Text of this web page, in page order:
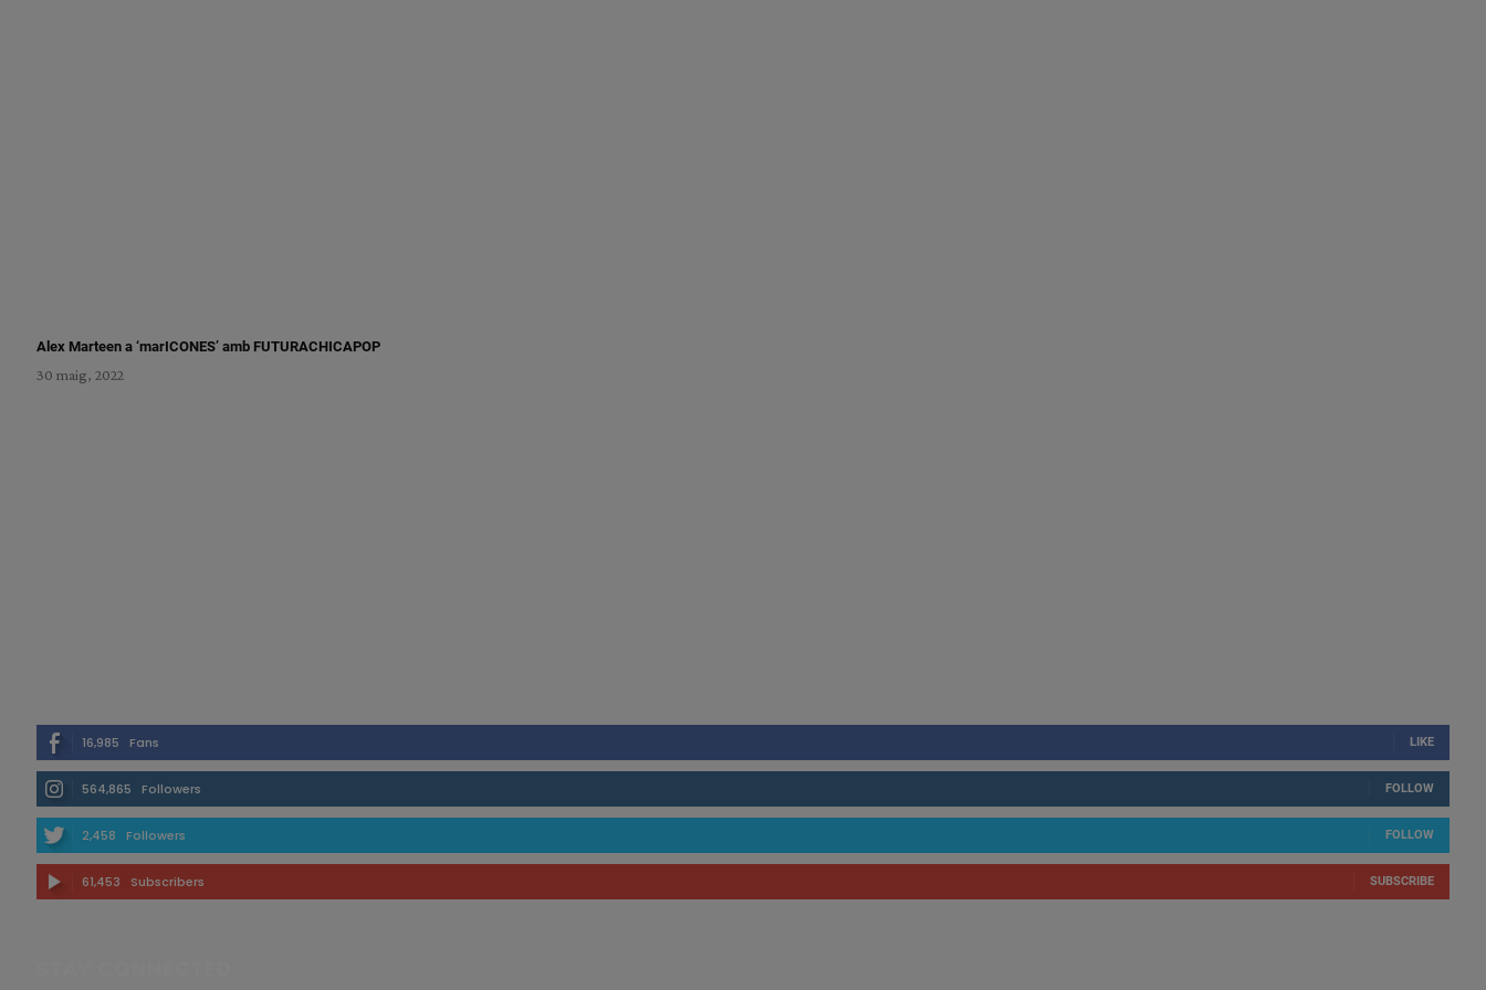
Alex Marteen a ‘marICONES’ amb FUTURACHICAPOP
30 maig, 2022
16,985 Fans LIKE
564,865 Followers FOLLOW
2,458 Followers FOLLOW
61,453 Subscribers SUBSCRIBE